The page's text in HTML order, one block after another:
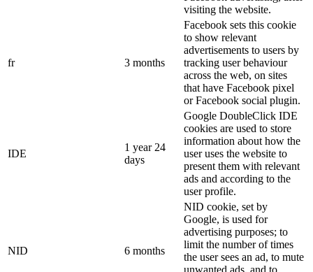
visiting the website.
fr 3 months
Facebook sets this cookie
to show relevant
advertisements to users by
tracking user behaviour
across the web, on sites
that have Facebook pixel
or Facebook social plugin.
IDE
1 year 24
days
Google DoubleClick IDE
cookies are used to store
information about how the
user uses the website to
present them with relevant
ads and according to the
user profile.
NID 6 months
NID cookie, set by
Google, is used for
advertising purposes; to
limit the number of times
the user sees an ad, to mute
unwanted ads, and to